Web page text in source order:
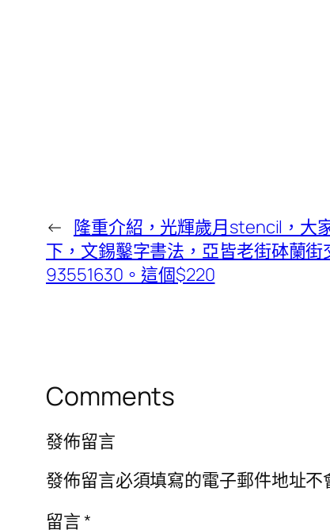
← 隆重介紹，光輝歲月stencil，大
下，文錫鑿字書法，亞皆老街砵蘭
93551630。這個$220
Comments
發佈留言
發佈留言必須填寫的電子郵件地址不
留言*